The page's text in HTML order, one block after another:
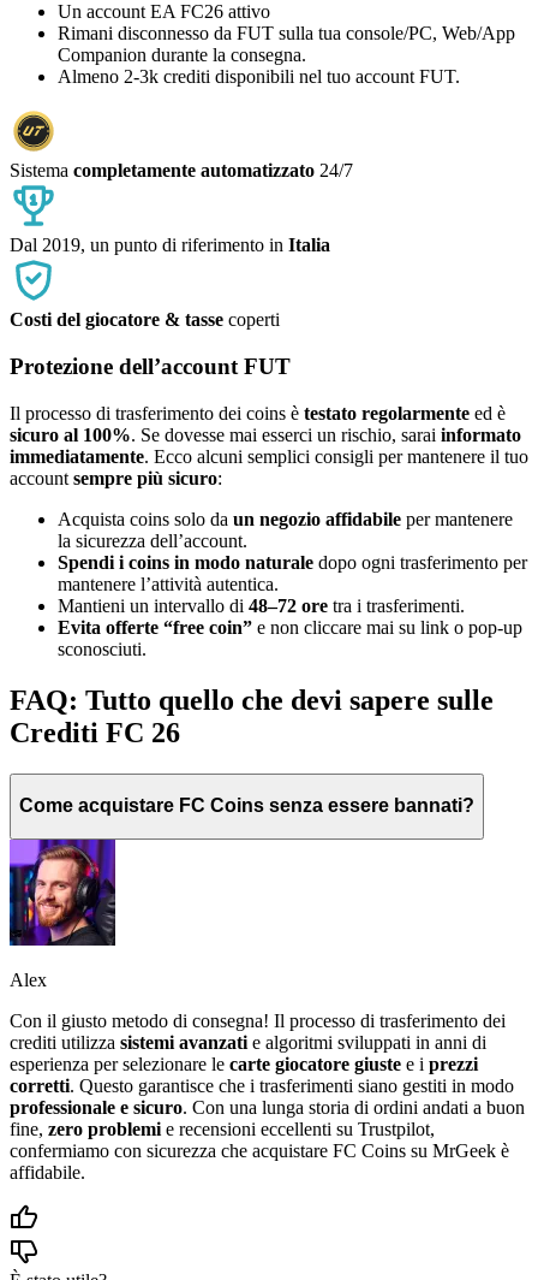
Un account EA FC26 attivo
Rimani disconnesso da FUT sulla tua console/PC, Web/App
Companion durante la consegna.
Almeno 2-3k crediti disponibili nel tuo account FUT.
Sistema completamente automatizzato 24/7
Dal 2019, un punto di riferimento in Italia
Costi del giocatore & tasse coperti
Protezione dell’account FUT
Il processo di trasferimento dei coins è testato regolarmente ed è
sicuro al 100%. Se dovesse mai esserci un rischio, sarai informato
immediatamente. Ecco alcuni semplici consigli per mantenere il tuo
account sempre più sicuro:
Acquista coins solo da un negozio affidabile per mantenere
la sicurezza dell’account.
Spendi i coins in modo naturale dopo ogni trasferimento per
mantenere l’attività autentica.
Mantieni un intervallo di 48–72 ore tra i trasferimenti.
Evita offerte “free coin” e non cliccare mai su link o pop-up
sconosciuti.
FAQ: Tutto quello che devi sapere sulle
Crediti FC 26
Come acquistare FC Coins senza essere bannati?
Alex
Con il giusto metodo di consegna! Il processo di trasferimento dei
crediti utilizza sistemi avanzati e algoritmi sviluppati in anni di
esperienza per selezionare le carte giocatore giuste e i prezzi
corretti. Questo garantisce che i trasferimenti siano gestiti in modo
professionale e sicuro. Con una lunga storia di ordini andati a buon
fine, zero problemi e recensioni eccellenti su Trustpilot,
confermiamo con sicurezza che acquistare FC Coins su MrGeek è
affidabile.